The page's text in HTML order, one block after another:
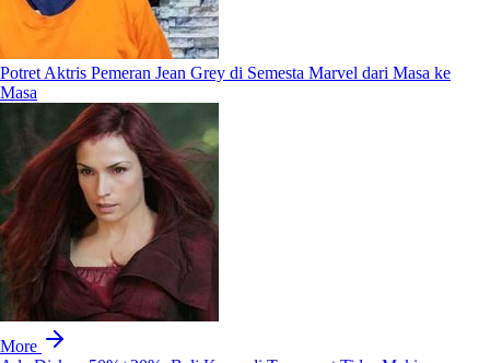
Potret Aktris Pemeran Jean Grey di Semesta Marvel dari Masa ke
Masa
More